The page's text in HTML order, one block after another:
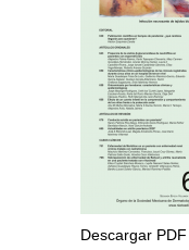
Descargar PDF